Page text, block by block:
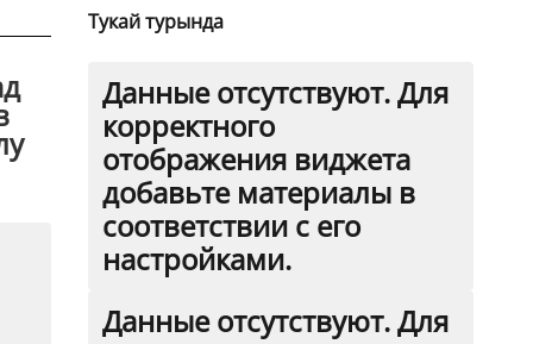
Тукай турында
Данные отсутствуют. Для
корректного
отображения виджета
добавьте материалы в
соответствии с его
настройками.
Данные отсутствуют. Для